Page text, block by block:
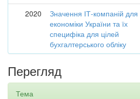
2020
Значення ІТ-компаній для
економіки України та їх
специфіка для цілей
бухгалтерського обліку
Перегляд
Тема